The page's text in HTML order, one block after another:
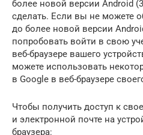
более новой версии Android
сделать. Если вы не можете
до более новой версии
попробовать войти в свою
веб-браузере вашего
можете использовать
в Google в веб-браузере
Чтобы получить доступ к
и электронной почте на
браузера: